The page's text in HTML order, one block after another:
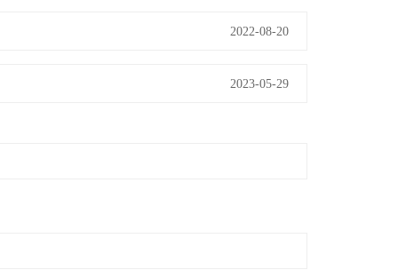
2022-08-20
2023-05-29